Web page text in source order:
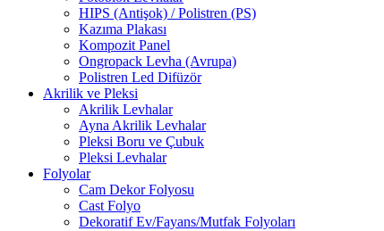
HIPS (Antişok) / Polistren (PS)
Kazıma Plakası
Kompozit Panel
Ongropack Levha (Avrupa)
Polistren Led Difüzör
Akrilik ve Pleksi
Akrilik Levhalar
Ayna Akrilik Levhalar
Pleksi Boru ve Çubuk
Pleksi Levhalar
Folyolar
Cam Dekor Folyosu
Cast Folyo
Dekoratif Ev/Fayans/Mutfak Folyoları